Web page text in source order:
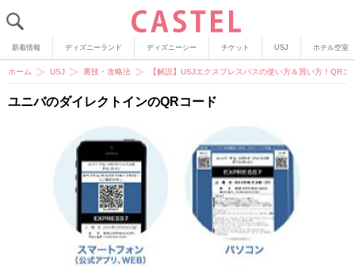
新着情報 ディズニーランド ディズニーシー チケット USJ ホテル空室
ホーム USJ 裏技・攻略法 【解説】USJエクスプレスパスの使い方＆買い方！QR
ユニバのダイレクトインのQRコード